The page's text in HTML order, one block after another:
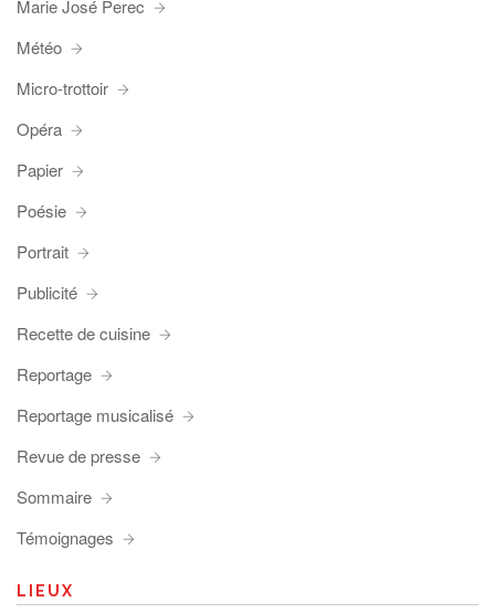
Marie José Perec
Météo
Micro-trottoir
Opéra
Papier
Poésie
Portrait
Publicité
Recette de cuisine
Reportage
Reportage musicalisé
Revue de presse
Sommaire
Témoignages
LIEUX